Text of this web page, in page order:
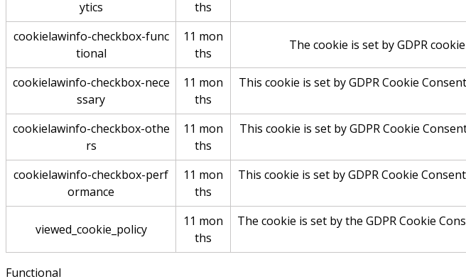
ytics
ths
cookielawinfo-checkbox-func
tional
11 mon
ths
The cookie is set by GDPR
cookielawinfo-checkbox-nece
ssary
11 mon
ths
This cookie is set by GDPR Cookie
cookielawinfo-checkbox-othe
rs
11 mon
ths
This cookie is set by GDPR Cookie
cookielawinfo-checkbox-perf
ormance
11 mon
ths
This cookie is set by GDPR Cookie
viewed_cookie_policy
11 mon
ths
The cookie is set by the GDPR Cookie
Functional